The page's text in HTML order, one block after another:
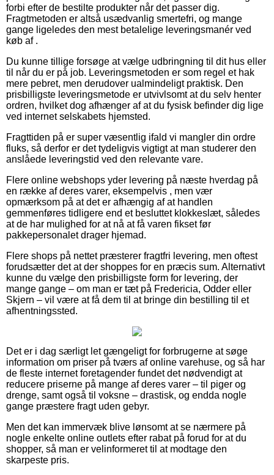
forbi efter de bestilte produkter når det passer dig.
Fragtmetoden er altså usædvanlig smertefri, og mange
gange ligeledes den mest betalelige leveringsmanér ved
køb af .
Du kunne tillige forsøge at vælge udbringning til dit hus eller
til når du er på job. Leveringsmetoden er som regel et hak
mere pebret, men derudover ualmindeligt praktisk. Den
prisbilligste leveringsmetode er utvivlsomt at du selv henter
ordren, hvilket dog afhænger af at du fysisk befinder dig lige
ved internet selskabets hjemsted.
Fragttiden på er super væsentlig ifald vi mangler din ordre
fluks, så derfor er det tydeligvis vigtigt at man studerer den
anslåede leveringstid ved den relevante vare.
Flere online webshops yder levering på næste hverdag på
en række af deres varer, eksempelvis , men vær
opmærksom på at det er afhængig af at handlen
gemmenføres tidligere end et besluttet klokkeslæt, således
at de har mulighed for at nå at få varen fikset før
pakkepersonalet drager hjemad.
Flere shops på nettet præsterer fragtfri levering, men oftest
forudsætter det at der shoppes for en præcis sum. Alternativt
kunne du vælge den prisbilligste form for levering, der
mange gange – om man er tæt på Fredericia, Odder eller
Skjern – vil være at få dem til at bringe din bestilling til et
afhentningssted.
Det er i dag særligt let gængeligt for forbrugerne at søge
information om priser på tværs af online varehuse, og så har
de fleste internet foretagender fundet det nødvendigt at
reducere priserne på mange af deres varer – til piger og
drenge, samt også til voksne – drastisk, og endda nogle
gange præstere fragt uden gebyr.
Men det kan immervæk blive lønsomt at se nærmere på
nogle enkelte online outlets efter rabat på forud for at du
shopper, så man er velinformeret til at modtage den
skarpeste pris.